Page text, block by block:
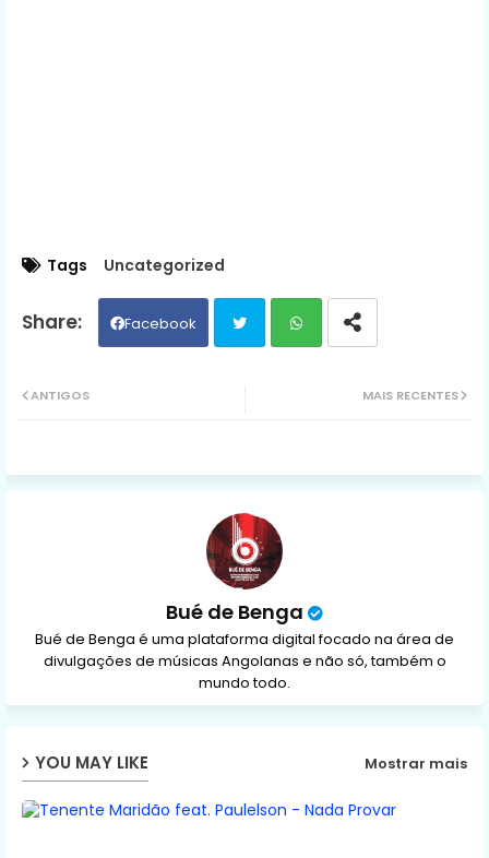
Tags Uncategorized
Facebook
ap
MAIS RECENTES
ANTIGOS
Bué de Benga
Bué de Benga é uma plataforma digital focado na área de
divulgações de músicas Angolanas e não só, também o
mundo todo.
YOU MAY LIKE Mostrar mais